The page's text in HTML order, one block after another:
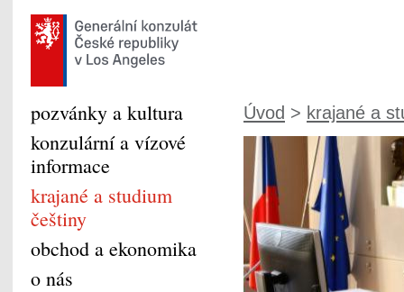
Úvod > krajané a
pozvánky a kultura
konzulární a vízové
informace
krajané a studium
češtiny
obchod a ekonomika
o nás